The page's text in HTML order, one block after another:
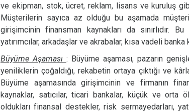
ve ekipman, stok, ücret, reklam, lisans ve kuruluş
Müşterilerin sayıca az olduğu bu aşamada
girişimcinin finansman kaynakları da sınırlıdır.
yatırımcılar, arkadaşlar ve akrabalar, kısa vadeli
Büyüme Aşaması : Büyüme aşaması, pazarın
yeniliklerin çoğaldığı, rekabetin ortaya çıktığı ve
Büyüme aşamasında girişimcinin ve firmanın
kaynaklar, satıcılar, ticari bankalar, küçük ve orta
oldukları finansal destekler, risk sermayedarları,